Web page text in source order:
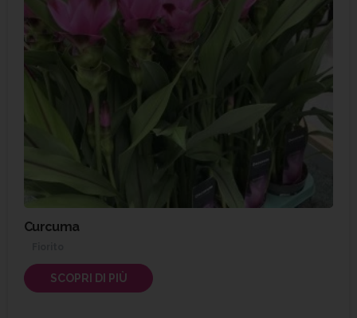
Curcuma
SCOPRI DI PIÙ